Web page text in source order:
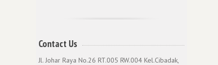
Contact Us
Jl. Johar Raya No.26 RT.005 RW.004 Kel.Cibadak,